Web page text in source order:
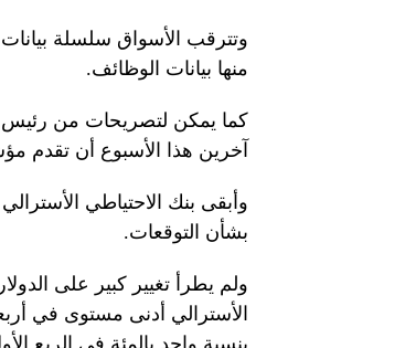
وتترقب الأسواق سلسلة بيانات
منها بيانات الوظائف.
كما يمكن لتصريحات من رئيس
آخرين هذا الأسبوع أن تقدم
بشأن التوقعات.